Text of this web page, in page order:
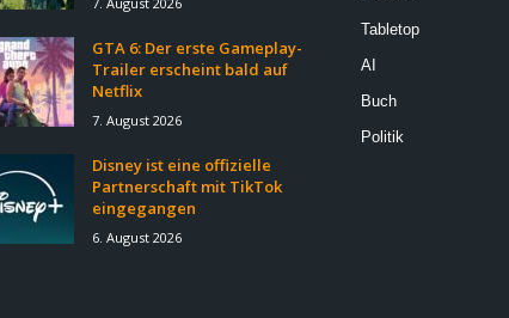
GTA 6: Der erste Gameplay-
Trailer erscheint bald auf
Netflix
7. August 2026
Disney ist eine offizielle
Partnerschaft mit TikTok
eingegangen
6. August 2026
Tabletop
AI
Buch
Politik